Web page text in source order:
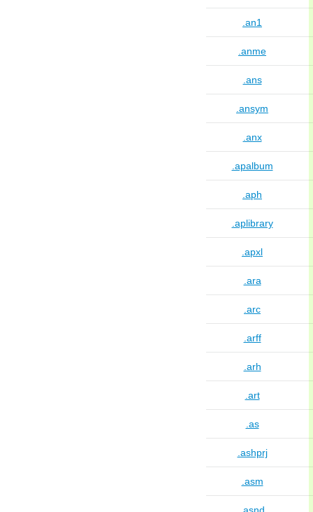
.an1
.anme
.ans
.ansym
.anx
.apalbum
.aph
.aplibrary
.apxl
.ara
.arc
.arff
.arh
.art
.as
.ashprj
.asm